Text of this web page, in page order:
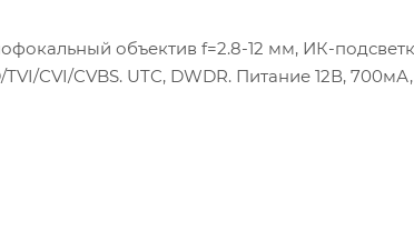
объектив f=2.8-12 мм, ИК-
CVI/CVBS. UTC, DWDR. Питание 12В,